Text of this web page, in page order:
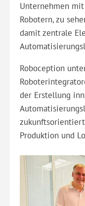
Unternehmen
Robotern, zu
damit zentrale
Roboception
der Erstellung
Produktion und